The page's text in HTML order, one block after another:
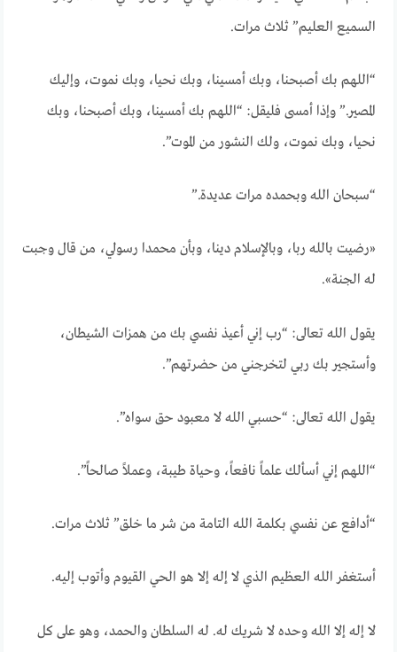
السميع العليم” ثلاث مرات.
“اللهم بك أصبحنا، وبك أمسينا، وبك نحيا، وبك نموت، وإليك
المصير.” وإذا أمسى فليقل: “اللهم بك أمسينا، وبك أصبحنا، وبك
نحيا، وبك نموت، ولك النشور من الموت”.
“سبحان الله وبحمده مرات عديدة.”
«رضيت بالله ربا، وبالإسلام دينا، وبأن محمدا رسولي، من قال وجبت
له الجنة».
يقول الله تعالى: “رب إني أعيذ نفسي بك من همزات الشيطان،
وأستجير بك ربي لتخرجني من حضرتهم”.
يقول الله تعالى: “حسبي الله لا معبود حق سواه”.
“اللهم إني أسألك علماً نافعاً، وحياة طيبة، وعملاً صالحاً”.
“أدافع عن نفسي بكلمة الله التامة من شر ما خلق” ثلاث مرات.
أستغفر الله العظيم الذي لا إله إلا هو الحي القيوم وأتوب إليه.
لا إله إلا الله وحده لا شريك له. له السلطان والحمد، وهو على كل